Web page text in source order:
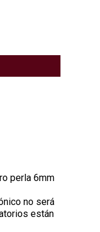
perla 6mm
no será
están